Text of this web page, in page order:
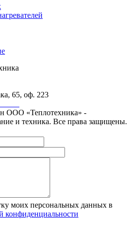
65, оф. 223
ООО «Теплотехника» -
и техника. Все права защищены.
моих персональных данных в
конфиденциальности